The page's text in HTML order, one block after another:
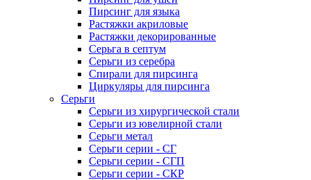
Пирсинг для языка
Растяжки акриловые
Растяжки декорированные
Серьга в септум
Серьги из серебра
Спирали для пирсинга
Циркуляры для пирсинга
Серьги
Серьги из хирургической стали
Серьги из ювелирной стали
Серьги метал
Серьги серии - СГ
Серьги серии - СГП
Серьги серии - СКР